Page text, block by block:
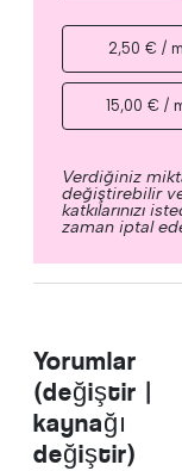
2,50 € /
15,00 € /
Verdiğiniz
değiştirebilir
katkılarınızı
zaman iptal
Yorumlar
(değiştir |
kaynağı
değiştir)